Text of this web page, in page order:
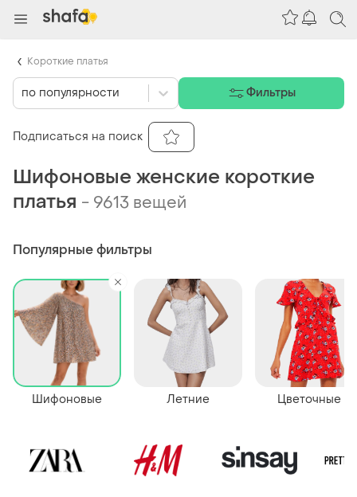
Шифоновые женские короткие
платья - 9613 вещей
Популярные фильтры
Шифоновые Летние Цветочные
по популярности Фильтры
Подписаться на поиск
Короткие платья